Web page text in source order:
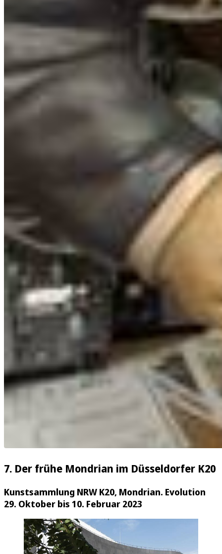
7. Der frühe Mondrian im Düsseldorfer K20
Kunstsammlung NRW K20, Mondrian. Evolution
29. Oktober bis 10. Februar 2023